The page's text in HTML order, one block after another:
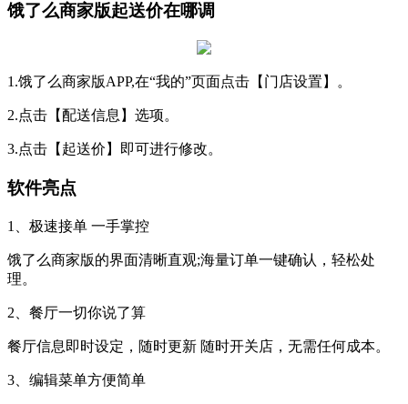
饿了么商家版起送价在哪调
1.饿了么商家版APP,在“我的”页面点击【门店设置】。
2.点击【配送信息】选项。
3.点击【起送价】即可进行修改。
软件亮点
1、极速接单 一手掌控
饿了么商家版的界面清晰直观;海量订单一键确认，轻松处
理。
2、餐厅一切你说了算
餐厅信息即时设定，随时更新 随时开关店，无需任何成本。
3、编辑菜单方便简单